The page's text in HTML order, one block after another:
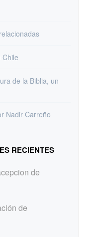
Chile
de la Biblia, un
Nadir Carreño
RECIENTES
de
de